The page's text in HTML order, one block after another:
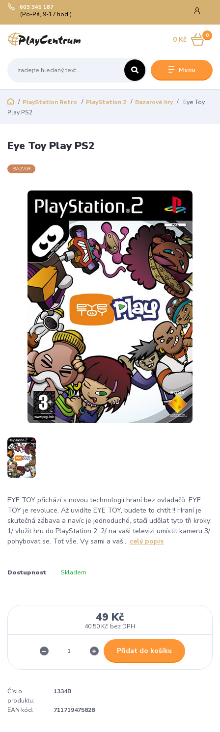
Menu
603 345 187
(Po-Pá, 9-17 hod.)
0
0 Kč
PlayStation Retro PlayStation 2 Bazarové hry
Eye Toy
Play PS2
Eye Toy Play PS2
BAZAR
EYE TOY přichází s novou technologií hraní bez ovladačů. EYE
TOY je revoluce. Až uvidíte EYE TOY, budete to chtít !! Hraní je
skutečná zábava a navíc je jednoduché, stačí udělat tyto tři kroky:
1/ vložit hru do PlayStation 2, 2/ na vaši televizi umístit kameru 3/
pohybovat se. Toť vše. Vy sami a vaš... celý popis
Dostupnost Skladem
49 Kč
40,50 Kč bez DPH
Přidat do košíku
Číslo
produktu:
1334B
EAN kód: 711719475828